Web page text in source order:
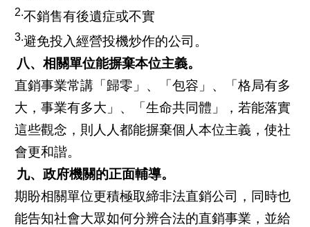
2.不銷售有後遺症或不實
3.避免投入經營投機炒作的公司。
八、相關單位能摒棄本位主義。
直銷事業常講「歸零」、「包容」、「格局有多
大，事業有多大」、「生命共同體」，若能落實
這些觀念，則人人都能摒棄個人本位主義，使社
會更和諧。
九、政府機關的正面輔導。
期盼相關單位更積極取締非法直銷公司，同時也
能告知社會大眾如何分辨合法的直銷事業，並給